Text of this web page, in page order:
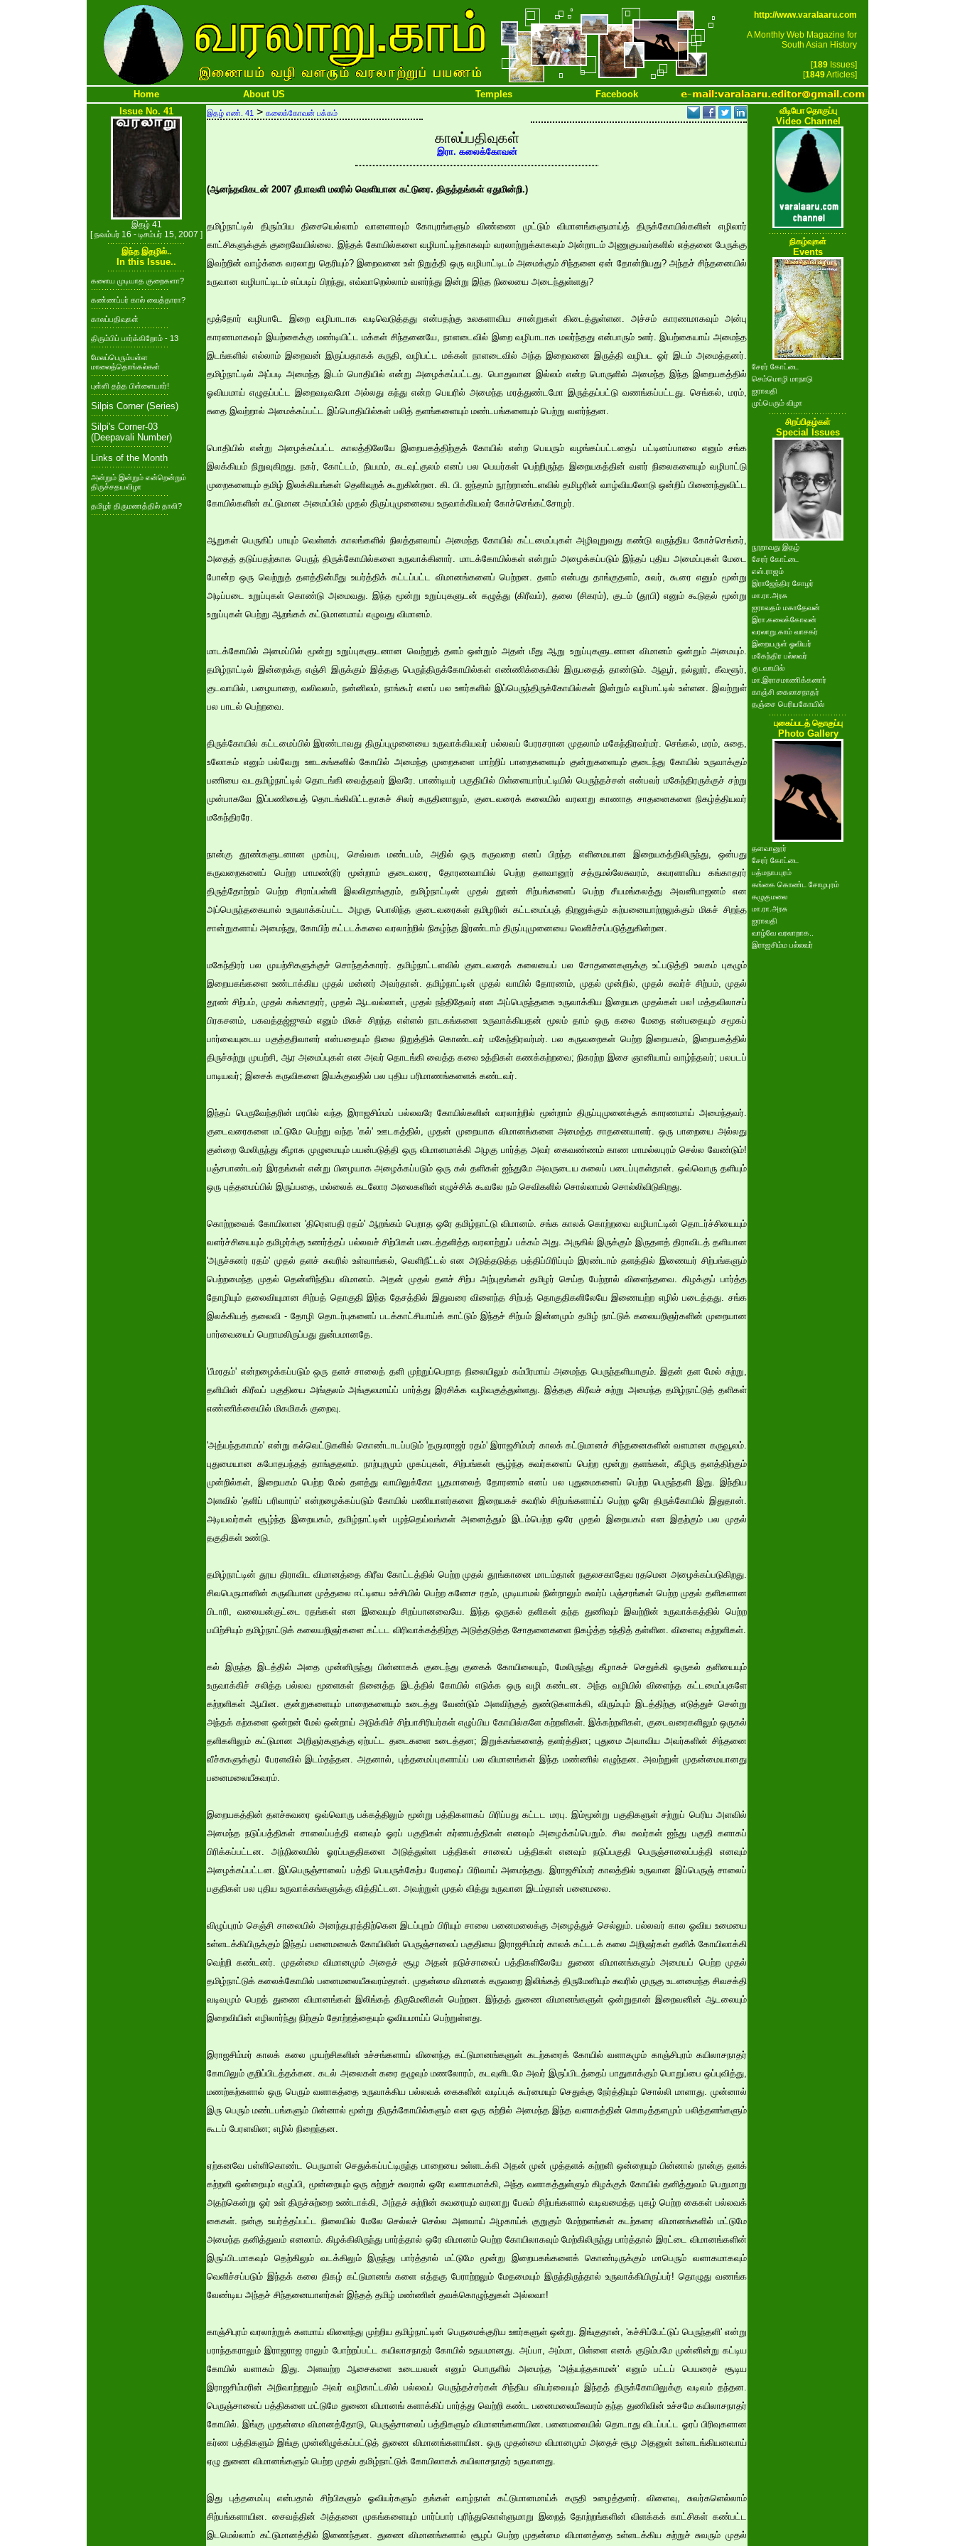
http://www.varalaaru.com
A Monthly Web Magazine for
South Asian History
[189Issues]
[1849Articles]
Home About US Temples
Facebook
Issue No. 41
இதழ் 41
[ நவம்பர் 16 - டிசம்பர் 15, 2007 ]
இந்த இதழில்..
In this Issue..
களைய முடியாத குறைகளா?
கண்ணப்பர் கால் வைத்தாரா?
காலப்பதிவுகள்
திரும்பிப் பார்க்கிறோம் - 13
மேலப்பெரும்பள்ள
மாலைத்தொங்கல்கள்
புள்ளி தந்த பிள்ளையார்!
Silpis Corner (Series)
Silpi's Corner-03
(Deepavali Number)
Links of the Month
அன்றும் இன்றும் என்றென்றும்
திருச்சதயவிழா
தமிழர் திருமணத்தில் தாலி?
இதழ் எண். 41 > கலைக்கோவன் பக்கம்
காலப்பதிவுகள்
இரா. கலைக்கோவன்
(ஆனந்தவிகடன் 2007 தீபாவளி மலரில் வெளியான கட்டுரை. திருத்தங்கள் ஏதுமின்றி.)
தமிழ்நாட்டில் திரும்பிய திசையெல்லாம் வானளாவும் கோபுரங்களும் விண்ணை முட்டும் விமானங்களுமாய்த் திருக்கோயில்களின் எழிலார்
காட்சிகளுக்குக் குறைவேயில்லை. இந்தக் கோயில்களை வழிபாட்டிற்காகவும் வரலாற்றுக்காகவும் அன்றாடம் அணுகுபவர்களில் எத்தனை பேருக்கு
இவற்றின் வாழ்க்கை வரலாறு தெரியும்? இறைவனை உள் நிறுத்தி ஒரு வழிபாட்டிடம் அமைக்கும் சிந்தனை ஏன் தோன்றியது? அந்தச் சிந்தனையில்
உருவான வழிபாட்டிடம் எப்படிப் பிறந்து, எவ்வாறெல்லாம் வளர்ந்து இன்று இந்த நிலையை அடைந்துள்ளது?
மூத்தோர் வழிபாடே இறை வழிபாடாக வடிவெடுத்தது என்பதற்கு உலகளாவிய சான்றுகள் கிடைத்துள்ளன. அச்சம் காரணமாகவும் அன்பு
காரணமாகவும் இயற்கைக்கு மண்டியிட்ட மக்கள் சிந்தனையே, நாளடைவில் இறை வழிபாடாக மலர்ந்தது என்பாரும் உளர். இயற்கையாய் அமைந்த
இடங்களில் எல்லாம் இறைவன் இருப்பதாகக் கருதி, வழிபட்ட மக்கள் நாளடைவில் அந்த இறைவனை இருத்தி வழிபட ஓர் இடம் அமைத்தனர்.
தமிழ்நாட்டில் அப்படி அமைந்த இடம் பொதியில் என்று அழைக்கப்பட்டது. பொதுவான இல்லம் என்ற பொருளில் அமைந்த இந்த இறையகத்தில்
ஓவியமாய் எழுதப்பட்ட இறைவடிவமோ அல்லது கந்து என்ற பெயரில் அமைந்த மரத்துண்டமோ இருத்தப்பட்டு வணங்கப்பட்டது. செங்கல், மரம்,
சுதை இவற்றால் அமைக்கப்பட்ட இப்பொதியில்கள் பலித் தளங்களையும் மண்டபங்களையும் பெற்று வளர்ந்தன.
பொதியில் என்று அழைக்கப்பட்ட காலத்திலேயே இறையகத்திற்குக் கோயில் என்ற பெயரும் வழங்கப்பட்டதைப் பட்டினப்பாலை எனும் சங்க
இலக்கியம் நிறுவுகிறது. நகர், கோட்டம், நியமம், கடவுட்குலம் எனப் பல பெயர்கள் பெற்றிருந்த இறையகத்தின் வளர் நிலைகளையும் வழிபாட்டு
முறைகளையும் தமிழ் இலக்கியங்கள் தெளிவுறக் கூறுகின்றன. கி. பி. ஐந்தாம் நூற்றாண்டளவில் தமிழரின் வாழ்வியலோடு ஒன்றிப் பிணைந்துவிட்ட
கோயில்களின் கட்டுமான அமைப்பில் முதல் திருப்புமுனையை உருவாக்கியவர் கோச்செங்கட்சோழர்.
ஆறுகள் பெருகிப் பாயும் வெள்ளக் காலங்களில் நிலத்தளவாய் அமைந்த கோயில் கட்டமைப்புகள் அழிவுறுவது கண்டு வருந்திய கோச்செங்கர்,
அதைத் தடுப்பதற்காக பெருந் திருக்கோயில்களை உருவாக்கினார். மாடக்கோயில்கள் என்றும் அழைக்கப்படும் இந்தப் புதிய அமைப்புகள் மேடை
போன்ற ஒரு வெற்றுத் தளத்தின்மீது உயர்த்திக் கட்டப்பட்ட விமானங்களைப் பெற்றன. தளம் என்பது தாங்குதளம், சுவர், கூரை எனும் மூன்று
அடிப்படை உறுப்புகள் கொண்டு அமைவது. இந்த மூன்று உறுப்புகளுடன் கழுத்து (கிரீவம்), தலை (சிகரம்), குடம் (தூபி) எனும் கூடுதல் மூன்று
உறுப்புகள் பெற்று ஆறங்கக் கட்டுமானமாய் எழுவது விமானம்.
மாடக்கோயில் அமைப்பில் மூன்று உறுப்புகளுடனான வெற்றுத் தளம் ஒன்றும் அதன் மீது ஆறு உறுப்புகளுடனான விமானம் ஒன்றும் அமையும்.
தமிழ்நாட்டில் இன்றைக்கு எஞ்சி இருக்கும் இத்தகு பெருந்திருக்கோயில்கள் எண்ணிக்கையில் இருபதைத் தாண்டும். ஆவூர், நல்லூர், கீவளூர்,
குடவாயில், பழையாறை, வலிவலம், நன்னிலம், நாங்கூர் எனப் பல ஊர்களில் இப்பெருந்திருக்கோயில்கள் இன்றும் வழிபாட்டில் உள்ளன. இவற்றுள்
பல பாடல் பெற்றவை.
திருக்கோயில் கட்டமைப்பில் இரண்டாவது திருப்புமுனையை உருவாக்கியவர் பல்லவப் பேரரசரான முதலாம் மகேந்திரவர்மர். செங்கல், மரம், சுதை,
உலோகம் எனும் பல்வேறு ஊடகங்களில் கோயில் அமைந்த முறைகளை மாற்றிப் பாறைகளையும் குன்றுகளையும் குடைந்து கோயில் உருவாக்கும்
பணியை வடதமிழ்நாட்டில் தொடங்கி வைத்தவர் இவரே. பாண்டியர் பகுதியில் பிள்ளையார்பட்டியில் பெருந்தச்சன் என்பவர் மகேந்திரருக்குச் சற்று
முன்பாகவே இப்பணியைத் தொடங்கிவிட்டதாகச் சிலர் கருதினாலும், குடைவரைக் கலையில் வரலாறு காணாத சாதனைகளை நிகழ்த்தியவர்
மகேந்திரரே.
நான்கு தூண்களுடனான முகப்பு, செவ்வக மண்டபம், அதில் ஒரு கருவறை எனப் பிறந்த எளிமையான இறையகத்திலிருந்து, ஒன்பது
கருவறைகளைப் பெற்ற மாமண்டூர் மூன்றாம் குடைவரை, தோரணவாயில் பெற்ற தளவானூர் சத்ருமல்லேசுவரம், சுவரளாவிய கங்காதரர்
திருத்தோற்றம் பெற்ற சிராப்பள்ளி இலலிதாங்குரம், தமிழ்நாட்டின் முதல் தூண் சிற்பங்களைப் பெற்ற சீயமங்கலத்து அவனிபாஜனம் என
அப்பெருந்தகையால் உருவாக்கப்பட்ட அழகு பொலிந்த குடைவரைகள் தமிழரின் கட்டமைப்புத் திறனுக்கும் கற்பனையாற்றலுக்கும் மிகச் சிறந்த
சான்றுகளாய் அமைந்து, கோயிற் கட்டடக்கலை வரலாற்றில் நிகழ்ந்த இரண்டாம் திருப்புமுனையை வெளிச்சப்படுத்துகின்றன.
மகேந்திரர் பல முயற்சிகளுக்குச் சொந்தக்காரர். தமிழ்நாட்டளவில் குடைவரைக் கலையைப் பல சோதனைகளுக்கு உட்படுத்தி உலகம் புகழும்
இறையகங்களை உண்டாக்கிய முதல் மன்னர் அவர்தான். தமிழ்நாட்டின் முதல் வாயில் தோரணம், முதல் முன்றில், முதல் சுவர்ச் சிற்பம், முதல்
தூண் சிற்பம், முதல் கங்காதரர், முதல் ஆடவல்லான், முதல் நந்திதேவர் என அப்பெருந்தகை உருவாக்கிய இறையக முதல்கள் பல! மத்தவிலாசப்
பிரகசனம், பகவத்தஜ்ஜுகம் எனும் மிகச் சிறந்த எள்ளல் நாடகங்களை உருவாக்கியதன் மூலம் தாம் ஒரு கலை மேதை என்பதையும் சமூகப்
பார்வையுடைய பகுத்தறிவாளர் என்பதையும் நிலை நிறுத்திக் கொண்டவர் மகேந்திரவர்மர். பல கருவறைகள் பெற்ற இறையகம், இறையகத்தில்
திருச்சுற்று முயற்சி, ஆர அமைப்புகள் என அவர் தொடங்கி வைத்த கலை உத்திகள் கணக்கற்றவை; நிகரற்ற இசை ஞானியாய் வாழ்ந்தவர்; பலபடப்
பாடியவர்; இசைக் கருவிகளை இயக்குவதில் பல புதிய பரிமாணங்களைக் கண்டவர்.
இந்தப் பெருவேந்தரின் மரபில் வந்த இராஜசிம்மப் பல்லவரே கோயில்களின் வரலாற்றில் மூன்றாம் திருப்புமுனைக்குக் காரணமாய் அமைந்தவர்.
குடைவரைகளை மட்டுமே பெற்று வந்த 'கல்' ஊடகத்தில், முதன் முறையாக விமானங்களை அமைத்த சாதனையாளர். ஒரு பாறையை அல்லது
குன்றை மேலிருந்து கீழாக முழுமையும் பயன்படுத்தி ஒரு விமானமாக்கி அழகு பார்த்த அவர் கைவண்ணம் காண மாமல்லபுரம் செல்ல வேண்டும்!
பஞ்சபாண்டவர் இரதங்கள் என்று பிழையாக அழைக்கப்படும் ஒரு கல் தளிகள் ஐந்துமே அவருடைய கலைப் படைப்புகள்தான். ஒவ்வொரு தளியும்
ஒரு புத்தமைப்பில் இருப்பதை, மல்லைக் கடலோர அலைகளின் எழுச்சிக் கூவலே நம் செவிகளில் சொல்லாமல் சொல்லிவிடுகிறது.
கொற்றவைக் கோயிலான 'திரெளபதி ரதம்' ஆறங்கம் பெறாத ஒரே தமிழ்நாட்டு விமானம். சங்க காலக் கொற்றவை வழிபாட்டின் தொடர்ச்சியையும்
வளர்ச்சியையும் தமிழர்க்கு உணர்த்தப் பல்லவச் சிற்பிகள் படைத்தளித்த வரலாற்றுப் பக்கம் அது. அருகில் இருக்கும் இருதளத் திராவிடத் தளியான
'அருச்சுனர் ரதம்' முதல் தளச் சுவரில் உள்வாங்கல், வெளிநீட்டல் என அடுத்தடுத்த பத்திப்பிரிப்பும் இரண்டாம் தளத்தில் இணையர் சிற்பங்களும்
பெற்றமைந்த முதல் தென்னிந்திய விமானம். அதன் முதல் தளச் சிற்ப அற்புதங்கள் தமிழர் செய்த பேற்றால் விளைந்தவை. கிழக்குப் பார்த்த
தோழியும் தலைவியுமான சிற்பத் தொகுதி இந்த தேசத்தில் இதுவரை விளைந்த சிற்பத் தொகுதிகளிலேயே இணையற்ற எழில் படைத்தது. சங்க
இலக்கியத் தலைவி - தோழி தொடர்புகளைப் படக்காட்சியாய்க் காட்டும் இந்தச் சிற்பம் இன்னமும் தமிழ் நாட்டுக் கலையறிஞர்களின் முறையான
பார்வையைப் பெறாமலிருப்பது துன்பமானதே.
'பீமரதம்' என்றழைக்கப்படும் ஒரு தளச் சாலைத் தளி முற்றுப்பெறாத நிலையிலும் கம்பீரமாய் அமைந்த பெருந்தளியாகும். இதன் தள மேல் சுற்று,
தளியின் கிரீவப் பகுதியை அங்குலம் அங்குலமாய்ப் பார்த்து இரசிக்க வழிவகுத்துள்ளது. இத்தகு கிரீவச் சுற்று அமைந்த தமிழ்நாட்டுத் தளிகள்
எண்ணிக்கையில் மிகமிகக் குறைவு.
'அத்யந்தகாமம்' என்று கல்வெட்டுகளில் கொண்டாடப்படும் 'தருமராஜர் ரதம்' இராஜசிம்மர் காலக் கட்டுமானச் சிந்தனைகளின் வளமான கருவூலம்.
புதுமையான கபோதபந்தத் தாங்குதளம். நாற்புறமும் முகப்புகள், சிற்பங்கள் சூழ்ந்த சுவர்களைப் பெற்ற மூன்று தளங்கள், கீழிரு தளத்திற்கும்
முன்றில்கள், இறையகம் பெற்ற மேல் தளத்து வாயிலுக்கோ பூதமாலைத் தோரணம் எனப் பல புதுமைகளைப் பெற்ற பெருந்தளி இது. இந்திய
அளவில் 'தளிப் பரிவாரம்' என்றழைக்கப்படும் கோயில் பணியாளர்களை இறையகச் சுவரில் சிற்பங்களாய்ப் பெற்ற ஓரே திருக்கோயில் இதுதான்.
அடியவர்கள் சூழ்ந்த இறையகம், தமிழ்நாட்டின் பழந்தெய்வங்கள் அனைத்தும் இடம்பெற்ற ஒரே முதல் இறையகம் என இதற்கும் பல முதல்
தகுதிகள் உண்டு.
தமிழ்நாட்டின் தூய திராவிட விமானத்தை கிரீவ கோட்டத்தில் பெற்ற முதல் தூங்கானை மாடம்தான் நகுலசகாதேவ ரதமென அழைக்கப்படுகிறது.
சிவபெருமானின் கருவியான முத்தலை ஈட்டியை உச்சியில் பெற்ற கணேச ரதம், முடியாமல் நின்றாலும் சுவர்ப் பஞ்சரங்கள் பெற்ற முதல் தளிகளான
பிடாரி, வலையன்குட்டை ரதங்கள் என இவையும் சிறப்பானவையே. இந்த ஒருகல் தளிகள் தந்த துணிவும் இவற்றின் உருவாக்கத்தில் பெற்ற
பயிற்சியும் தமிழ்நாட்டுக் கலையறிஞர்களை கட்டட விரிவாக்கத்திற்கு அடுத்தடுத்த சோதனைகளை நிகழ்த்த உந்தித் தள்ளின. விளைவு கற்றளிகள்.
கல் இருந்த இடத்தில் அதை முன்னிருந்து பின்னாகக் குடைந்து குகைக் கோயிலையும், மேலிருந்து கீழாகச் செதுக்கி ஒருகல் தளியையும்
உருவாக்கிச் சலித்த பல்லவ மூளைகள் நினைத்த இடத்தில் கோயில் எடுக்க ஒரு வழி கண்டன. அந்த வழியில் விளைந்த கட்டமைப்புகளே
கற்றளிகள் ஆயின. குன்றுகளையும் பாறைகளையும் உடைத்து வேண்டும் அளவிற்குத் துண்டுகளாக்கி, விரும்பும் இடத்திற்கு எடுத்துச் சென்று
அந்தக் கற்களை ஒன்றன் மேல் ஒன்றாய் அடுக்கிச் சிற்பாசிரியர்கள் எழுப்பிய கோயில்களே கற்றளிகள். இக்கற்றளிகள், குடைவரைகளிலும் ஒருகல்
தளிகளிலும் கட்டுமான அறிஞர்களுக்கு ஏற்பட்ட தடைகளை உடைத்தன; இறுக்கங்களைத் தளர்த்தின; புதுமை அவாவிய அவர்களின் சிந்தனை
வீச்சுகளுக்குப் பேரளவில் இடம்தந்தன. அதனால், புத்தமைப்புகளாய்ப் பல விமானங்கள் இந்த மண்ணில் எழுந்தன. அவற்றுள் முதன்மையானது
பனைமலையீசுவரம்.
இறையகத்தின் தளச்சுவரை ஒவ்வொரு பக்கத்திலும் மூன்று பத்திகளாகப் பிரிப்பது கட்டட மரபு. இம்மூன்று பகுதிகளுள் சற்றுப் பெரிய அளவில்
அமைந்த நடுப்பத்திகள் சாலைப்பத்தி எனவும் ஓரப் பகுதிகள் கர்ணபத்திகள் எனவும் அழைக்கப்பெறும். சில சுவர்கள் ஐந்து பகுதி களாகப்
பிரிக்கப்பட்டன. அந்நிலையில் ஓரப்பகுதிகளை அடுத்துள்ள பத்திகள் சாலைப் பத்திகள் எனவும் நடுப்பகுதி பெருஞ்சாலைப்பத்தி எனவும்
அழைக்கப்பட்டன. இப்பெருஞ்சாலைப் பத்தி பெயருக்கேற்ப பேரளவுப் பிரிவாய் அமைந்தது. இராஜசிம்மர் காலத்தில் உருவான இப்பெருஞ் சாலைப்
பகுதிகள் பல புதிய உருவாக்கங்களுக்கு வித்திட்டன. அவற்றுள் முதல் வித்து உருவான இடம்தான் பனைமலை.
விழுப்புரம் செஞ்சி சாலையில் அனந்தபுரத்திற்கென இடப்புறம் பிரியும் சாலை பனைமலைக்கு அழைத்துச் செல்லும். பல்லவர் கால ஓவிய உமையை
உள்ளடக்கியிருக்கும் இந்தப் பனைமலைக் கோயிலின் பெருஞ்சாலைப் பகுதியை இராஜசிம்மர் காலக் கட்டடக் கலை அறிஞர்கள் தனிக் கோயிலாக்கி
வெற்றி கண்டனர். முதன்மை விமானமும் அதைச் சூழ அதன் நடுச்சாலைப் பத்திகளிலேயே துணை விமானங்களும் அமையப் பெற்ற முதல்
தமிழ்நாட்டுக் கலைக்கோயில் பனைமலையீசுவரம்தான். முதன்மை விமானக் கருவறை இலிங்கத் திருமேனியும் சுவரில் முருகு உடனமைந்த சிவசக்தி
வடிவமும் பெறத் துணை விமானங்கள் இலிங்கத் திருமேனிகள் பெற்றன. இந்தத் துணை விமானங்களுள் ஒன்றுதான் இறைவனின் ஆடலையும்
இறைவியின் எழிலார்ந்து நிற்கும் தோற்றத்தையும் ஓவியமாய்ப் பெற்றுள்ளது.
இராஜசிம்மர் காலக் கலை முயற்சிகளின் உச்சங்களாய் விளைந்த கட்டுமானங்களுள் கடற்கரைக் கோயில் வளாகமும் காஞ்சிபுரம் கயிலாசநாதர்
கோயிலும் குறிப்பிடத்தக்கன. கடல் அலைகள் கரை தழுவும் மணலோரம், கடவுளிடமே அவர் இருப்பிடத்தைப் பாதுகாக்கும் பொறுப்பை ஒப்புவித்து,
மணற்கற்களால் ஒரு பெரும் வளாகத்தை உருவாக்கிய பல்லவக் கைகளின் வடிப்புக் கூர்மையும் செதுக்கு நேர்த்தியும் சொல்லி மாளாது. முன்னால்
இரு பெரும் மண்டபங்களும் பின்னால் மூன்று திருக்கோயில்களும் என ஒரு சுற்றில் அமைந்த இந்த வளாகத்தின் கொடித்தளமும் பலித்தளங்களும்
கூடப் பேரளவின; எழில் நிறைந்தன.
ஏற்கனவே பள்ளிகொண்ட பெருமாள் செதுக்கப்பட்டிருந்த பாறையை உள்ளடக்கி அதன் முன் முத்தளக் கற்றளி ஒன்றையும் பின்னால் நான்கு தளக்
கற்றளி ஒன்றையும் எழுப்பி, மூன்றையும் ஒரு சுற்றுச் சுவரால் ஒரே வளாகமாக்கி, அந்த வளாகத்துள்ளும் கிழக்குக் கோயில் தனித்துவம் பெறுமாறு
அதற்கென்று ஓர் உள் திருச்சுற்றை உண்டாக்கி, அந்தச் சுற்றின் சுவரையும் வரலாறு பேசும் சிற்பங்களால் வடிவமைத்த புகழ் பெற்ற கைகள் பல்லவக்
கைகள். நன்கு உயர்த்தப்பட்ட நிலையில் மேலே செல்லச் செல்ல அளவாய் அழகாய்க் குறுகும் மேற்றளங்கள் கடற்கரை விமானங்களில் மட்டுமே
அமைந்த தனித்துவம் எனலாம். கிழக்கிலிருந்து பார்த்தால் ஒரே விமானம் பெற்ற கோயிலாகவும் மேற்கிலிருந்து பார்த்தால் இரட்டை விமானங்களின்
இருப்பிடமாகவும் தெற்கிலும் வடக்கிலும் இருந்து பார்த்தால் மட்டுமே மூன்று இறையகங்களைக் கொண்டிருக்கும் மாபெரும் வளாகமாகவும்
வெளிச்சப்படும் இந்தக் கலை திகழ் கட்டுமானங் களை எத்தகு பேராற்றலும் மேதமையும் இருந்திருந்தால் உருவாக்கியிருப்பர்! தொழுது வணங்க
வேண்டிய அந்தச் சிந்தனையாளர்கள் இந்தத் தமிழ் மண்ணின் தவக்கொழுந்துகள் அல்லவா!
காஞ்சிபுரம் வரலாற்றுக் களமாய் விளைந்து முற்றிய தமிழ்நாட்டின் பெருமைக்குரிய ஊர்களுள் ஒன்று. இங்குதான், 'கச்சிப்பேட்டுப் பெருந்தளி' என்று
பராந்தகராலும் இராஜராஜ ராலும் போற்றப்பட்ட கயிலாசநாதர் கோயில் உதயமானது. அப்பா, அம்மா, பிள்ளை எனக் குடும்பமே முன்னின்று கட்டிய
கோயில் வளாகம் இது. அளவற்ற ஆசைகளை உடையவன் எனும் பொருளில் அமைந்த 'அத்யந்தகாமன்' எனும் பட்டப் பெயரைச் சூடிய
இராஜசிம்மரின் அறிவாற்றலும் அவர் வழிகாட்டலில் பல்லவப் பெருந்தச்சர்கள் சிந்திய வியர்வையும் இந்தத் திருக்கோயிலுக்கு வடிவம் தந்தன.
பெருஞ்சாலைப் பத்திகளை மட்டுமே துணை விமானங் களாக்கிப் பார்த்து வெற்றி கண்ட பனைமலையீசுவரம் தந்த துணிவின் உச்சமே கயிலாசநாதர்
கோயில். இங்கு முதன்மை விமானத்தோடு, பெருஞ்சாலைப் பத்திகளும் விமானங்களாயின. பனைமலையில் தொடாது விடப்பட்ட ஓரப் பிரிவுகளான
கர்ண பத்திகளும் இங்கு முன்னிழுக்கப்பட்டுத் துணை விமானங்களாயின. ஒரு முதன்மை விமானமும் அதைச் சூழ அதனுள் உள்ளடங்கியனவாய்
ஏழு துணை விமானங்களும் பெற்ற முதல் தமிழ்நாட்டுக் கோயிலாகக் கயிலாசநாதர் உருவானது.
இது புத்தமைப்பு என்பதால் சிற்பிகளும் ஓவியர்களும் தங்கள் வாழ்நாள் கட்டுமானமாய்க் கருதி உழைத்தனர். விளைவு, சுவர்களெல்லாம்
சிற்பங்களாயின. சைவத்தின் அத்தனை முகங்களையும் பார்ப்பார் புரிந்துகொள்ளுமாறு இறைத் தோற்றங்களின் விளக்கக் காட்சிகள் கண்பட்ட
இடமெல்லாம் கட்டுமானத்தில் இணைந்தன. துணை விமானங்களால் சூழப் பெற்ற முதன்மை விமானத்தை உள்ளடக்கிய சுற்றுச் சுவரும் முதல்
வீடியோ தொகுப்பு
Video Channel
நிகழ்வுகள்
Events
சேரர் கோட்டை
செம்மொழி மாநாடு
ஐராவதி
முப்பெரும் விழா
சிறப்பிதழ்கள்
Special Issues
நூறாவது இதழ்
சேரர் கோட்டை
எஸ்.ராஜம்
இராஜேந்திர சோழர்
மா.ரா.அரசு
ஐராவதம் மகாதேவன்
இரா.கலைக்கோவன்
வரலாறு.காம் வாசகர்
இறையருள் ஓவியர்
மகேந்திர பல்லவர்
குடவாயில்
மா.இராசமாணிக்கனார்
காஞ்சி கைலாசநாதர்
தஞ்சை பெரியகோயில்
புகைப்படத் தொகுப்பு
Photo Gallery
தளவானூர்
சேரர் கோட்டை
பத்மநாபபுரம்
கங்கை கொண்ட சோழபுரம்
கழுகுமலை
மா.ரா.அரசு
ஐராவதி
வாழ்வே வரலாறாக..
இராஜசிம்ம பல்லவர்